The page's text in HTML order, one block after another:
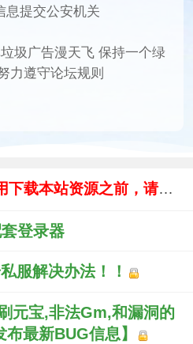
息提交公安机关
圾广告漫天飞 保持一个绿
力遵守论坛规则
用户您好，浏览使用下载本站资源之前，请先阅读本站【免责声明】
登录器
服解决办法！！
元宝,非法Gm,和漏洞的
最新BUG信息】